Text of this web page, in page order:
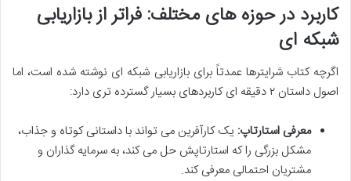
کاربرد در حوزه های مختلف: فراتر از بازاریابی
شبکه ای
اگرچه کتاب شرایترها عمدتاً برای بازاریابی شبکه ای نوشته شده است، اما
اصول داستان ۲ دقیقه ای کاربردهای بسیار گسترده تری دارد:
معرفی استارتاپ: یک کارآفرین می تواند با داستانی کوتاه و جذاب،
مشکل بزرگی را که استارتاپش حل می کند، به سرمایه گذاران و
مشتریان احتمالی معرفی کند.